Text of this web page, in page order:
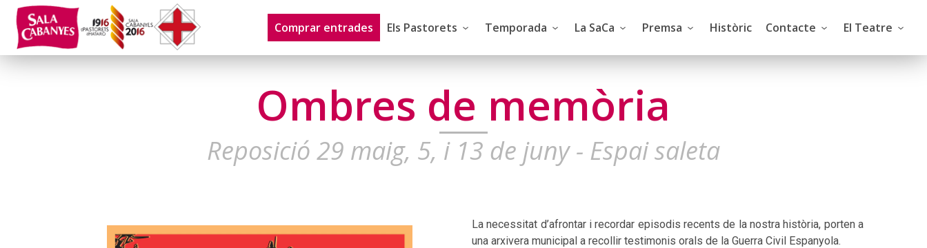
Comprar entrades Els Pastorets Temporada La SaCa Premsa Històric Contacte El Teatre
Ombres de memòria
Reposició 29 maig, 5, i 13 de juny - Espai saleta
La necessitat d’afrontar i recordar episodis recents de la nostra història, porten a
una arxivera municipal a recollir testimonis orals de la Guerra Civil Espanyola.